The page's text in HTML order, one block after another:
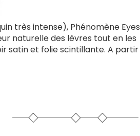
très intense), Phénomène Eyes
naturelle des lèvres tout en les
satin et folie scintillante. A partir